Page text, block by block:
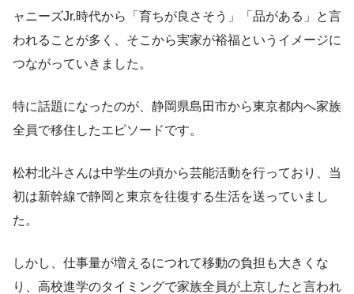
ャニーズJr.時代から「育ちが良さそう」「品がある」と言
われることが多く、そこから実家が裕福というイメージに
つながっていきました。
特に話題になったのが、静岡県島田市から東京都内へ家族
全員で移住したエピソードです。
松村北斗さんは中学生の頃から芸能活動を行っており、当
初は新幹線で静岡と東京を往復する生活を送っていまし
た。
しかし、仕事量が増えるにつれて移動の負担も大きくな
り、高校進学のタイミングで家族全員が上京したと言われ